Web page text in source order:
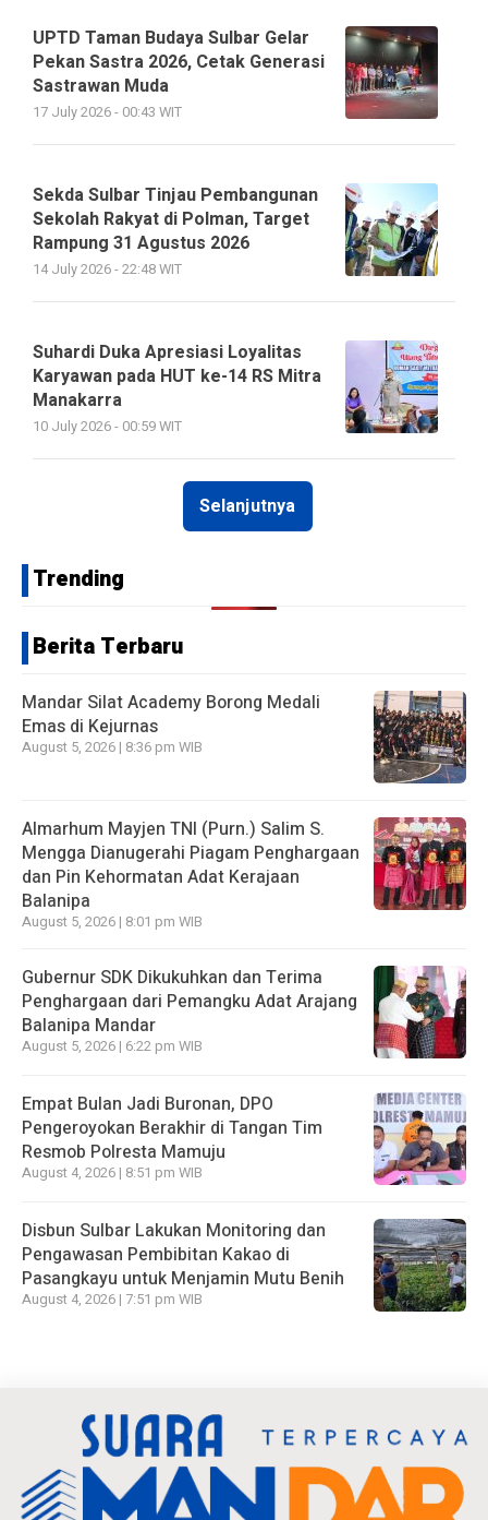
UPTD Taman Budaya Sulbar Gelar
Pekan Sastra 2026, Cetak Generasi
Sastrawan Muda
17 July 2026 - 00:43 WIT
Sekda Sulbar Tinjau Pembangunan
Sekolah Rakyat di Polman, Target
Rampung 31 Agustus 2026
14 July 2026 - 22:48 WIT
Suhardi Duka Apresiasi Loyalitas
Karyawan pada HUT ke-14 RS Mitra
Manakarra
10 July 2026 - 00:59 WIT
Selanjutnya
Trending
Berita Terbaru
Mandar Silat Academy Borong Medali
Emas di Kejurnas
August 5, 2026 | 8:36 pm WIB
Almarhum Mayjen TNI (Purn.) Salim S.
Mengga Dianugerahi Piagam Penghargaan
dan Pin Kehormatan Adat Kerajaan
Balanipa
August 5, 2026 | 8:01 pm WIB
Gubernur SDK Dikukuhkan dan Terima
Penghargaan dari Pemangku Adat Arajang
Balanipa Mandar
August 5, 2026 | 6:22 pm WIB
Empat Bulan Jadi Buronan, DPO
Pengeroyokan Berakhir di Tangan Tim
Resmob Polresta Mamuju
August 4, 2026 | 8:51 pm WIB
Disbun Sulbar Lakukan Monitoring dan
Pengawasan Pembibitan Kakao di
Pasangkayu untuk Menjamin Mutu Benih
August 4, 2026 | 7:51 pm WIB